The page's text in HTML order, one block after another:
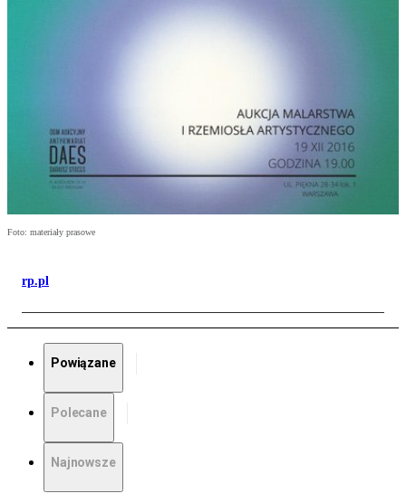
Foto: materiały prasowe
rp.pl
Powiązane
Polecane
Najnowsze